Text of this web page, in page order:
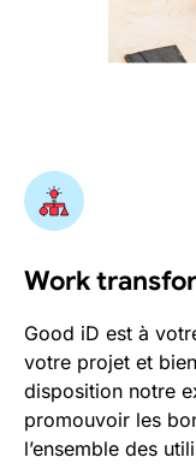
Work
Good iD est à
votre projet et
disposition notre
promouvoir les
l’ensemble des